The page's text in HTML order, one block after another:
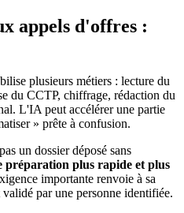
appels d'offres :
plusieurs métiers : lecture du
du CCTP, chiffrage, rédaction du
L'IA peut accélérer une partie
» prête à confusion.
un dossier déposé sans
préparation plus rapide et plus
importante renvoie à sa
par une personne identifiée.